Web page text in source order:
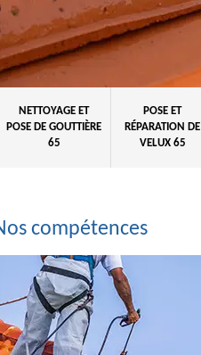
NETTOYAGE ET
POSE DE GOUTTIÈRE
65
POSE ET
RÉPARATION DE
VELUX 65
compétences